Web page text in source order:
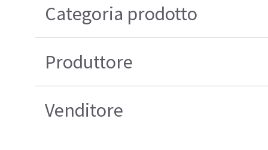
Categoria prodotto
Produttore
Venditore